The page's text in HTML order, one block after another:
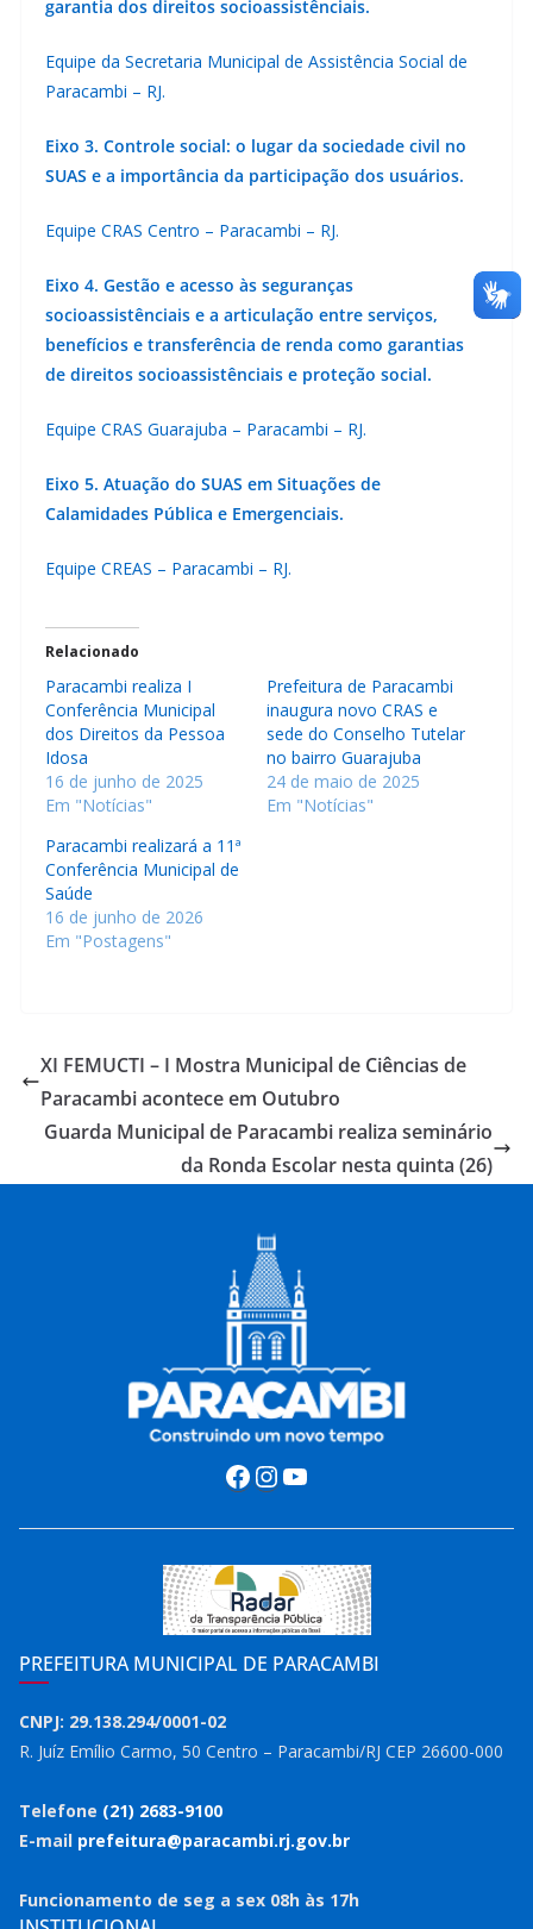
garantia dos direitos socioassistênciais.
Equipe da Secretaria Municipal de Assistência Social de
Paracambi – RJ.
Eixo 3. Controle social: o lugar da sociedade civil no
SUAS e a importância da participação dos usuários.
Equipe CRAS Centro – Paracambi – RJ.
Eixo 4. Gestão e acesso às seguranças
socioassistênciais e a articulação entre serviços,
benefícios e transferência de renda como garantias
de direitos socioassistênciais e proteção social.
Equipe CRAS Guarajuba – Paracambi – RJ.
Eixo 5. Atuação do SUAS em Situações de
Calamidades Pública e Emergenciais.
Equipe CREAS – Paracambi – RJ.
Relacionado
Paracambi realiza I
Conferência Municipal
dos Direitos da Pessoa
Idosa
16 de junho de 2025
Em "Notícias"
Prefeitura de Paracambi
inaugura novo CRAS e
sede do Conselho Tutelar
no bairro Guarajuba
24 de maio de 2025
Em "Notícias"
Paracambi realizará a 11ª
Conferência Municipal de
Saúde
16 de junho de 2026
Em "Postagens"
XI FEMUCTI – I Mostra Municipal de Ciências de
Paracambi acontece em Outubro
Guarda Municipal de Paracambi realiza seminário
da Ronda Escolar nesta quinta (26)
Facebook
Instagram
Youtube
PREFEITURA MUNICIPAL DE PARACAMBI
CNPJ: 29.138.294/0001-02
R. Juíz Emílio Carmo, 50 Centro – Paracambi/RJ CEP 26600-000
Telefone (21) 2683-9100
E-mail prefeitura@paracambi.rj.gov.br
Funcionamento de seg a sex 08h às 17h